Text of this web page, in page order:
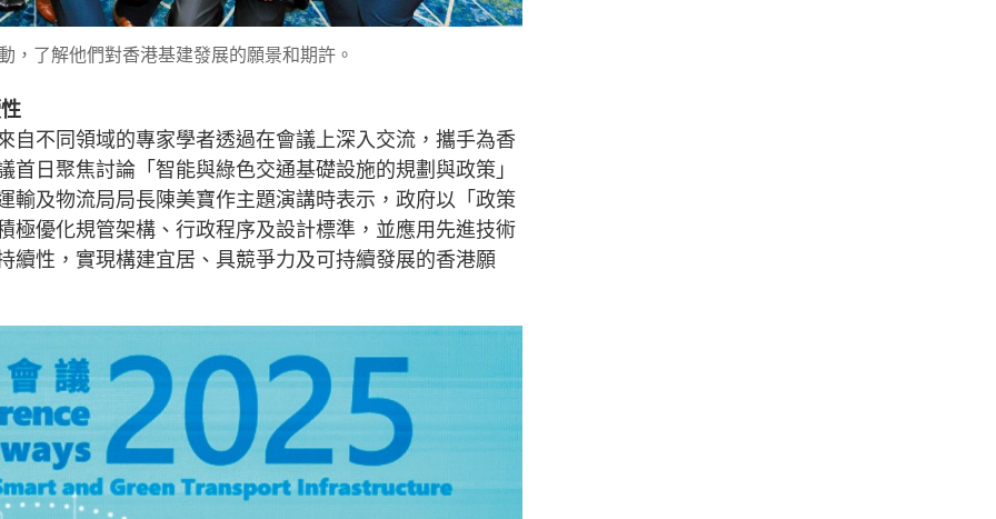
，了解他們對香港基建發展的願景和期許。
自不同領域的專家學者透過在會議上深入交流，攜手為香
日聚焦討論「智能與綠色交通基礎設施的規劃與政策」
輸及物流局局長陳美寶作主題演講時表示，政府以「政策
極優化規管架構、行政程序及設計標準，並應用先進技術
續性，實現構建宜居、具競爭力及可持續發展的香港願